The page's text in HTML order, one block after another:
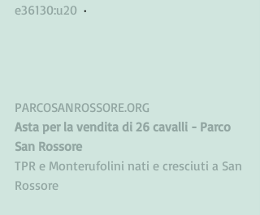
e36130:u20
  ·
PARCOSANROSSORE.ORG
Asta per la vendita di 26 cavalli - Parco
San Rossore
TPR e Monterufolini nati e cresciuti a San
Rossore